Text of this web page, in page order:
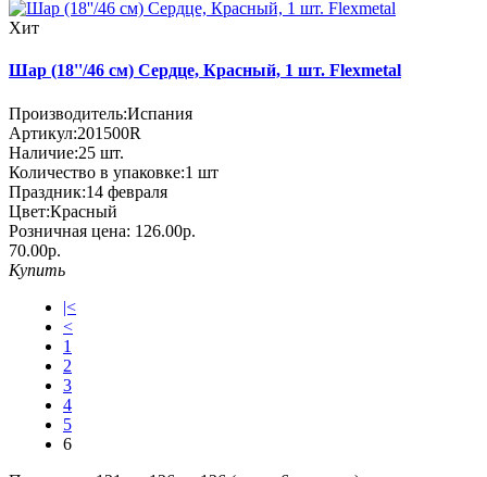
Хит
Шар (18''/46 см) Сердце, Красный, 1 шт. Flexmetal
Производитель:Испания
Артикул:201500R
Наличие:25 шт.
Количество в упаковке:1 шт
Праздник:14 февраля
Цвет:Красный
Розничная цена: 126.00р.
70.00р.
Купить
|<
<
1
2
3
4
5
6